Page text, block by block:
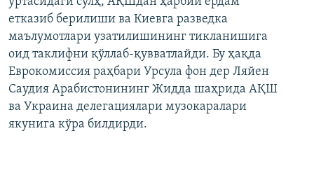
етказиб берилиши ва Киевга разведка
маълумотлари узатилишининг тикланишига
оид таклифни қўллаб-қувватлайди. Бу ҳақда
Еврокомиссия раҳбари Урсула фон дер Ляйен
Саудия Арабистонининг Жидда шаҳрида АҚШ
ва Украина делегациялари музокаралари
якунига кўра билдирди.